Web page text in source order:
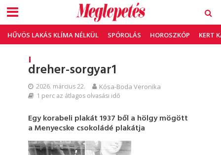
HŰVÖS LAKÁS KLÍMA NÉLKÜL SPÓROLÁS HOROSZKÓP KERT
dreher-sorgyar1
2026. március 22. Kósa-Boda Veronika
1 perc az átlagos olvasási idő
Egy korabeli plakát 1937 ből a hölgy mögött
a Menyecske csokoládé plakátja